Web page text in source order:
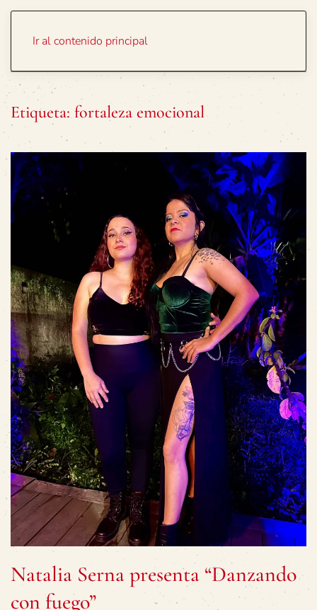
Ir al contenido principal
Etiqueta: fortaleza emocional
Natalia Serna presenta “Danzando
con fuego”